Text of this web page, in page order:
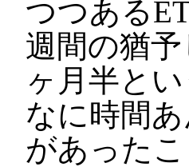
つつある
週間の猶
ヶ月半と
なに時間
があった